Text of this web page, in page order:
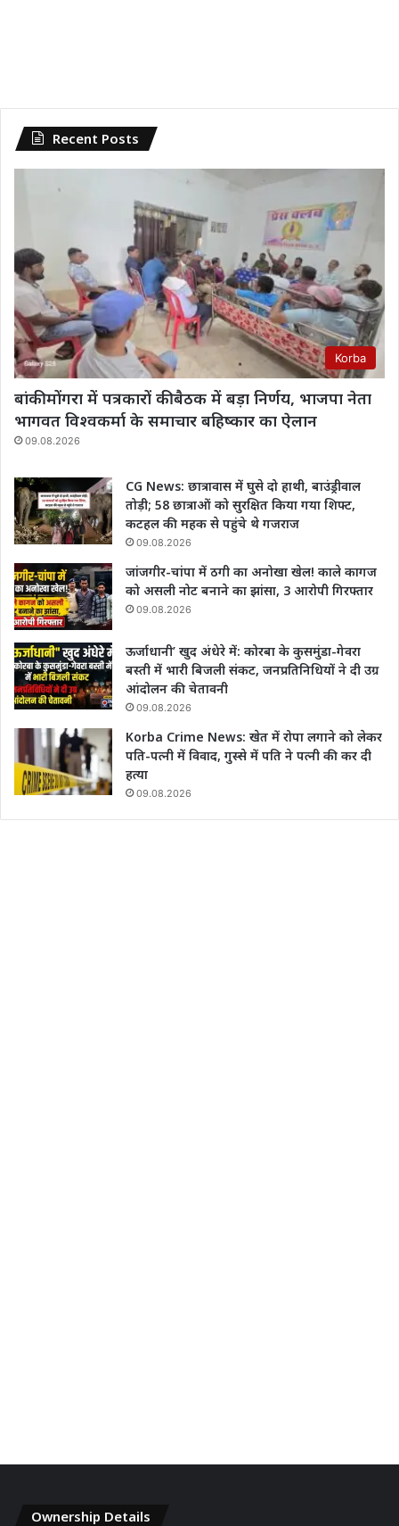
Recent Posts
Korba
बांकी मोंगरा में पत्रकारों की बैठक में बड़ा निर्णय, भाजपा नेता
भागवत विश्वकर्मा के समाचार बहिष्कार का ऐलान
09.08.2026
CG News: छात्रावास में घुसे दो हाथी, बाउंड्रीवाल
तोड़ी; 58 छात्राओं को सुरक्षित किया गया शिफ्ट,
कटहल की महक से पहुंचे थे गजराज
09.08.2026
जांजगीर-चांपा में ठगी का अनोखा खेल! काले कागज
को असली नोट बनाने का झांसा, 3 आरोपी गिरफ्तार
09.08.2026
ऊर्जाधानी’ खुद अंधेरे में: कोरबा के कुसमुंडा-गेवरा
बस्ती में भारी बिजली संकट, जनप्रतिनिधियों ने दी उग्र
आंदोलन की चेतावनी
09.08.2026
Korba Crime News: खेत में रोपा लगाने को लेकर
पति-पत्नी में विवाद, गुस्से में पति ने पत्नी की कर दी
हत्या
09.08.2026
Ownership Details